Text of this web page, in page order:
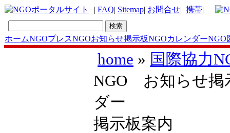
| FAQ| Sitemap| お問合せ| 携帯|
ホームNGOプレスNGOお知らせ掲示板NGOカレンダーNGO
home » 国際協力
NGO お知らせ掲
ダー
掲示板案内